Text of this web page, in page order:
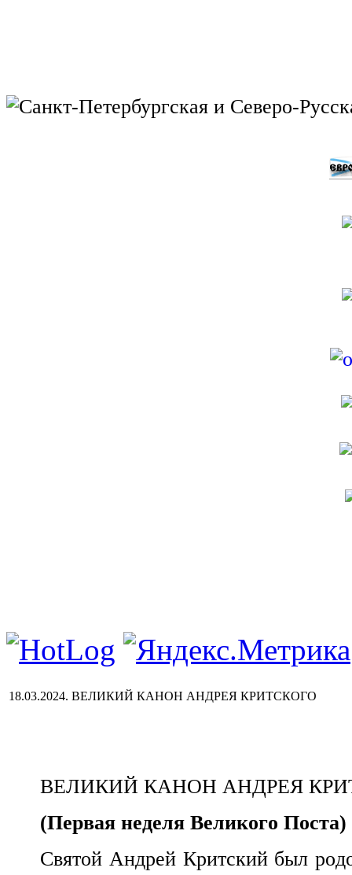
18.03.2024. ВЕЛИКИЙ КАНОН АНДРЕЯ КРИТСКОГО
ВЕЛИКИЙ КАНОН АНДРЕЯ
(Первая неделя Великого Поста)
Святой Андрей Критский был